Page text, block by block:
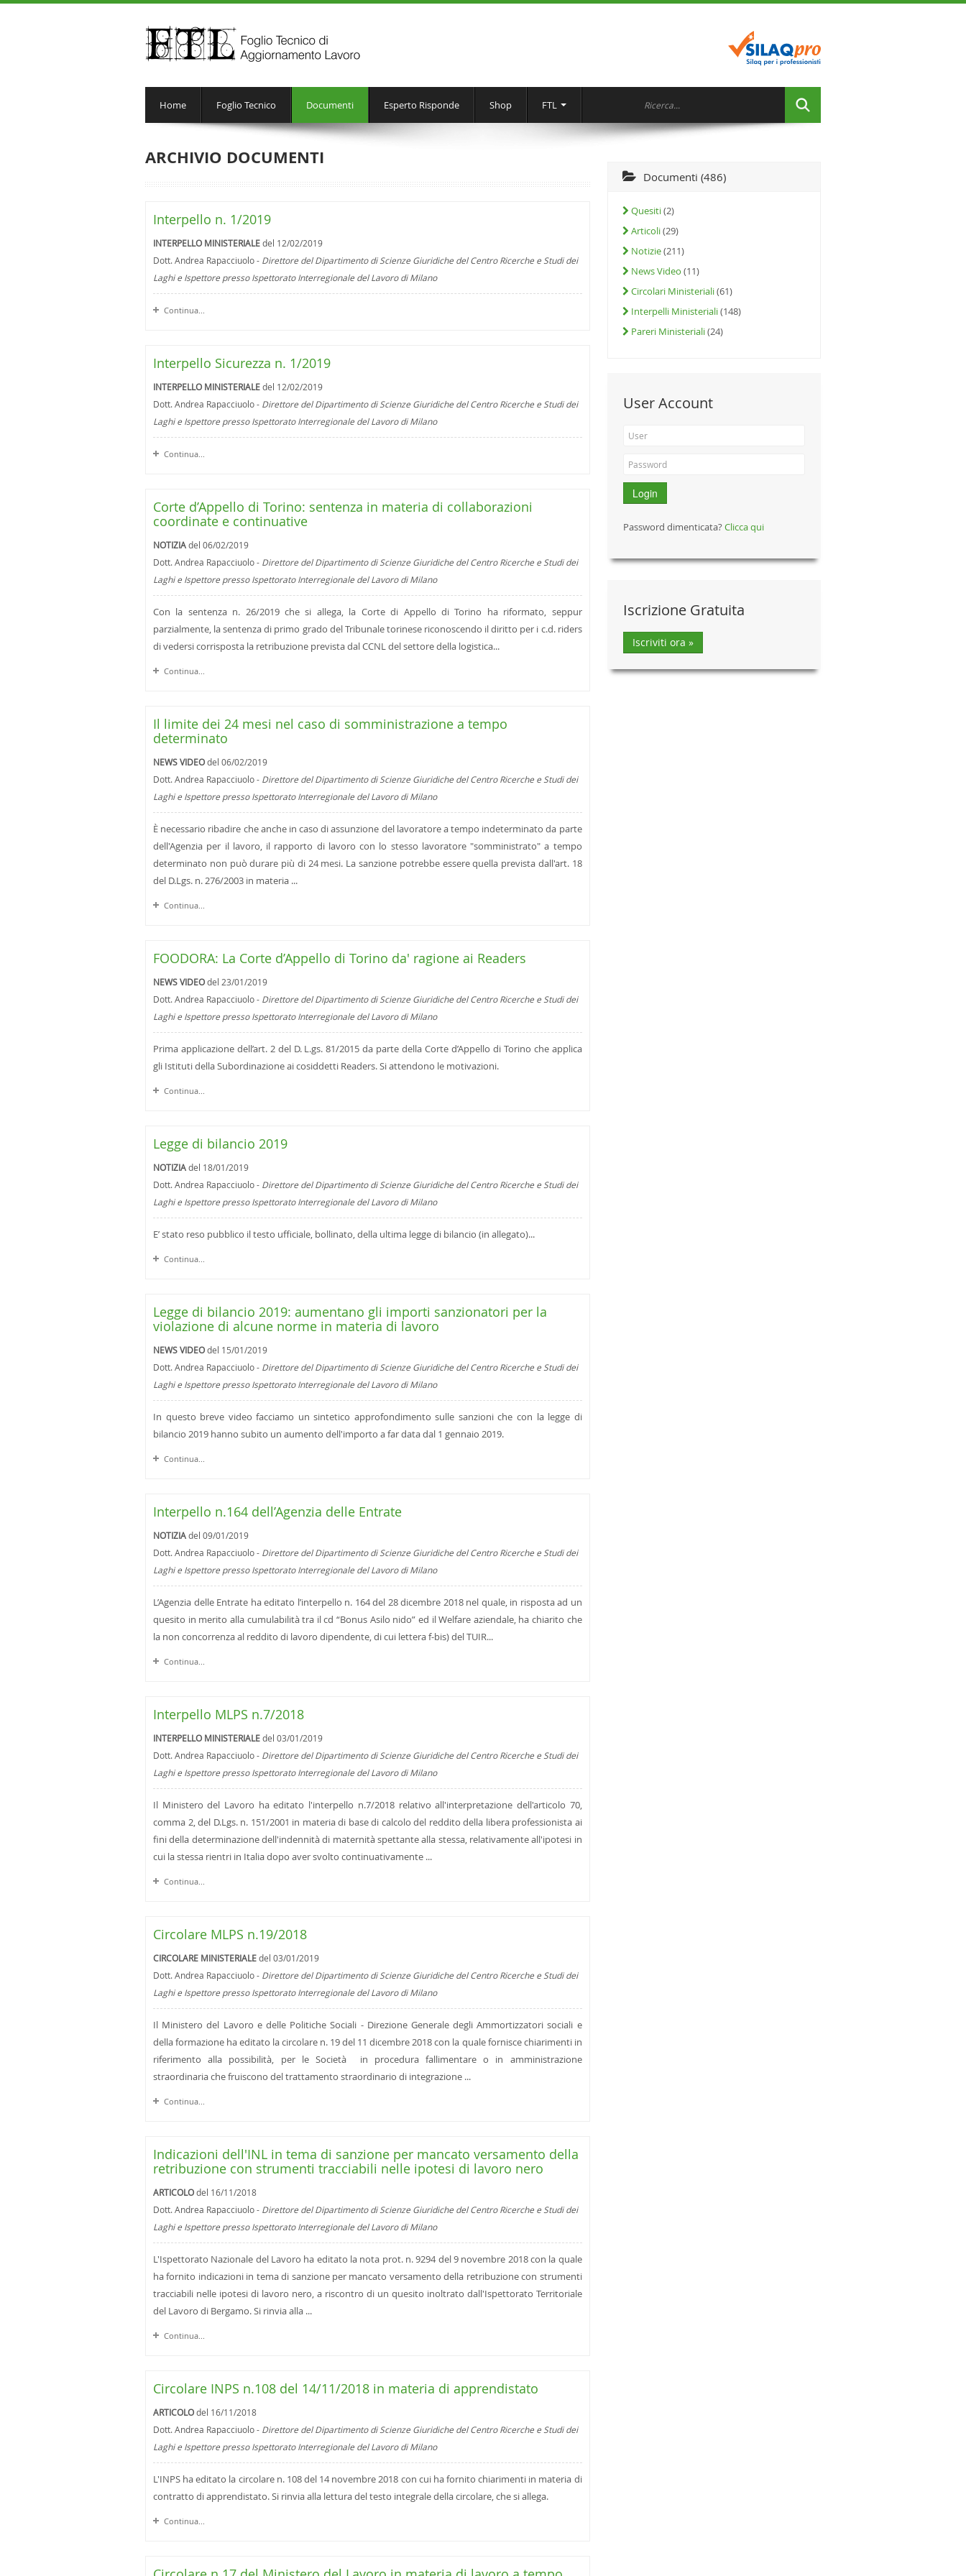
Home Foglio Tecnico Documenti Esperto Risponde Shop FTL
ARCHIVIO DOCUMENTI
Interpello n. 1/2019
INTERPELLO MINISTERIALEdel 12/02/2019
Dott. Andrea Rapacciuolo - Direttore del Dipartimento di Scienze Giuridiche del Centro Ricerche e Studi dei
Laghi e Ispettore presso Ispettorato Interregionale del Lavoro di Milano
Continua...
Interpello Sicurezza n. 1/2019
INTERPELLO MINISTERIALEdel 12/02/2019
Dott. Andrea Rapacciuolo - Direttore del Dipartimento di Scienze Giuridiche del Centro Ricerche e Studi dei
Laghi e Ispettore presso Ispettorato Interregionale del Lavoro di Milano
Continua...
Corte d’Appello di Torino: sentenza in materia di collaborazioni
coordinate e continuative
NOTIZIAdel 06/02/2019
Dott. Andrea Rapacciuolo - Direttore del Dipartimento di Scienze Giuridiche del Centro Ricerche e Studi dei
Laghi e Ispettore presso Ispettorato Interregionale del Lavoro di Milano
Con la sentenza n. 26/2019 che si allega, la Corte di Appello di Torino ha riformato, seppur
parzialmente, la sentenza di primo grado del Tribunale torinese riconoscendo il diritto per i c.d. riders
di vedersi corrisposta la retribuzione prevista dal CCNL del settore della logistica...
Continua...
Il limite dei 24 mesi nel caso di somministrazione a tempo
determinato
NEWS VIDEOdel 06/02/2019
Dott. Andrea Rapacciuolo - Direttore del Dipartimento di Scienze Giuridiche del Centro Ricerche e Studi dei
Laghi e Ispettore presso Ispettorato Interregionale del Lavoro di Milano
È necessario ribadire che anche in caso di assunzione del lavoratore a tempo indeterminato da parte
dell'Agenzia per il lavoro, il rapporto di lavoro con lo stesso lavoratore "somministrato" a tempo
determinato non può durare più di 24 mesi. La sanzione potrebbe essere quella prevista dall'art. 18
del D.Lgs. n. 276/2003 in materia ...
Continua...
FOODORA: La Corte d’Appello di Torino da' ragione ai Readers
NEWS VIDEOdel 23/01/2019
Dott. Andrea Rapacciuolo - Direttore del Dipartimento di Scienze Giuridiche del Centro Ricerche e Studi dei
Laghi e Ispettore presso Ispettorato Interregionale del Lavoro di Milano
Prima applicazione dell’art. 2 del D. L.gs. 81/2015 da parte della Corte d’Appello di Torino che applica
gli Istituti della Subordinazione ai cosiddetti Readers. Si attendono le motivazioni.
Continua...
Legge di bilancio 2019
NOTIZIAdel 18/01/2019
Dott. Andrea Rapacciuolo - Direttore del Dipartimento di Scienze Giuridiche del Centro Ricerche e Studi dei
Laghi e Ispettore presso Ispettorato Interregionale del Lavoro di Milano
E’ stato reso pubblico il testo ufficiale, bollinato, della ultima legge di bilancio (in allegato)...
Continua...
Legge di bilancio 2019: aumentano gli importi sanzionatori per la
violazione di alcune norme in materia di lavoro
NEWS VIDEOdel 15/01/2019
Dott. Andrea Rapacciuolo - Direttore del Dipartimento di Scienze Giuridiche del Centro Ricerche e Studi dei
Laghi e Ispettore presso Ispettorato Interregionale del Lavoro di Milano
In questo breve video facciamo un sintetico approfondimento sulle sanzioni che con la legge di
bilancio 2019 hanno subito un aumento dell'importo a far data dal 1 gennaio 2019.
Continua...
Interpello n.164 dell’Agenzia delle Entrate
NOTIZIAdel 09/01/2019
Dott. Andrea Rapacciuolo - Direttore del Dipartimento di Scienze Giuridiche del Centro Ricerche e Studi dei
Laghi e Ispettore presso Ispettorato Interregionale del Lavoro di Milano
L’Agenzia delle Entrate ha editato l’interpello n. 164 del 28 dicembre 2018 nel quale, in risposta ad un
quesito in merito alla cumulabilità tra il cd “Bonus Asilo nido” ed il Welfare aziendale, ha chiarito che
la non concorrenza al reddito di lavoro dipendente, di cui lettera f-bis) del TUIR...
Continua...
Interpello MLPS n.7/2018
INTERPELLO MINISTERIALEdel 03/01/2019
Dott. Andrea Rapacciuolo - Direttore del Dipartimento di Scienze Giuridiche del Centro Ricerche e Studi dei
Laghi e Ispettore presso Ispettorato Interregionale del Lavoro di Milano
Il Ministero del Lavoro ha editato l'interpello n.7/2018 relativo all'interpretazione dell'articolo 70,
comma 2, del D.Lgs. n. 151/2001 in materia di base di calcolo del reddito della libera professionista ai
fini della determinazione dell'indennità di maternità spettante alla stessa, relativamente all'ipotesi in
cui la stessa rientri in Italia dopo aver svolto continuativamente ...
Continua...
Circolare MLPS n.19/2018
CIRCOLARE MINISTERIALEdel 03/01/2019
Dott. Andrea Rapacciuolo - Direttore del Dipartimento di Scienze Giuridiche del Centro Ricerche e Studi dei
Laghi e Ispettore presso Ispettorato Interregionale del Lavoro di Milano
Il Ministero del Lavoro e delle Politiche Sociali - Direzione Generale degli Ammortizzatori sociali e
della formazione ha editato la circolare n. 19 del 11 dicembre 2018 con la quale fornisce chiarimenti in
riferimento alla possibilità, per le Società in procedura fallimentare o in amministrazione
straordinaria che fruiscono del trattamento straordinario di integrazione ...
Continua...
Indicazioni dell'INL in tema di sanzione per mancato versamento della
retribuzione con strumenti tracciabili nelle ipotesi di lavoro nero
ARTICOLOdel 16/11/2018
Dott. Andrea Rapacciuolo - Direttore del Dipartimento di Scienze Giuridiche del Centro Ricerche e Studi dei
Laghi e Ispettore presso Ispettorato Interregionale del Lavoro di Milano
L'Ispettorato Nazionale del Lavoro ha editato la nota prot. n. 9294 del 9 novembre 2018 con la quale
ha fornito indicazioni in tema di sanzione per mancato versamento della retribuzione con strumenti
tracciabili nelle ipotesi di lavoro nero, a riscontro di un quesito inoltrato dall'Ispettorato Territoriale
del Lavoro di Bergamo. Si rinvia alla ...
Continua...
Circolare INPS n.108 del 14/11/2018 in materia di apprendistato
ARTICOLOdel 16/11/2018
Dott. Andrea Rapacciuolo - Direttore del Dipartimento di Scienze Giuridiche del Centro Ricerche e Studi dei
Laghi e Ispettore presso Ispettorato Interregionale del Lavoro di Milano
L'INPS ha editato la circolare n. 108 del 14 novembre 2018 con cui ha fornito chiarimenti in materia di
contratto di apprendistato. Si rinvia alla lettura del testo integrale della circolare, che si allega.
Continua...
Documenti (486)
Quesiti(2)
Articoli(29)
Notizie(211)
News Video (11)
Circolari Ministeriali(61)
Interpelli Ministeriali(148)
Pareri Ministeriali(24)
User Account
Login
Password dimenticata?Clicca qui
Iscrizione Gratuita
Iscriviti ora »